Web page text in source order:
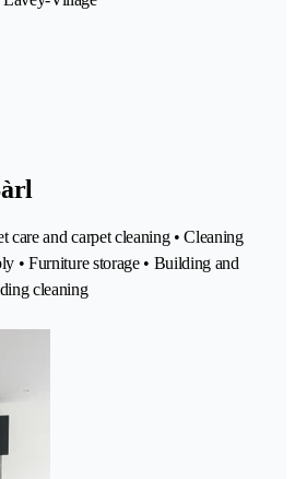
care and carpet cleaning • Cleaning
• Furniture storage • Building and
cleaning